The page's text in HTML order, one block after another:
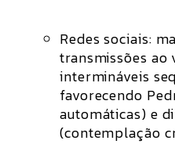
Redes sociais:
transmissões ao
intermináveis
favorecendo
automáticas) e
(contemplação